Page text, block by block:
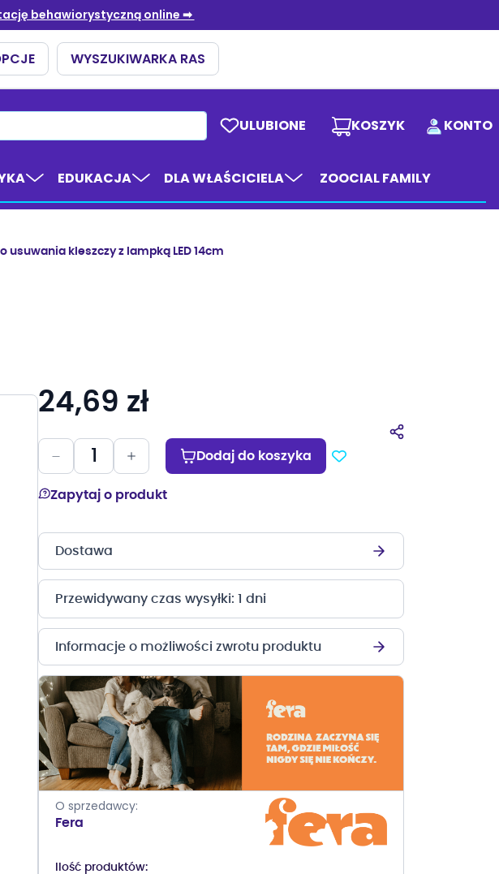
KOSZYK
ULUBIONE KONTO
EDUKACJA DLA WŁAŚCICIELA ZOOCIAL FAMILY
usuwania kleszczy z lampką LED 14cm
24,69 zł
Dodaj do koszyka
Zapytaj o produkt
Dostawa
Przewidywany czas wysyłki: 1 dni
Informacje o możliwości zwrotu produktu
O sprzedawcy
Fera
Ilość produktów